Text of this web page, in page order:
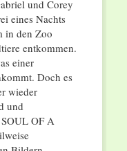
und Corey
eines Nachts
in den Zoo
entkommen.
einer
Doch es
wieder
und
OF A